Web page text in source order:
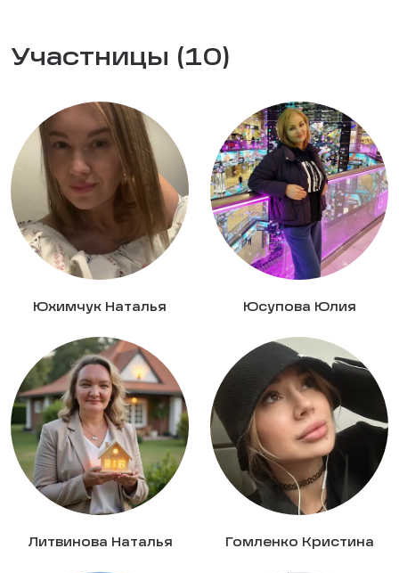
Участницы (10)
Юхимчук Наталья Юсупова Юлия
Литвинова Наталья Гомленко Кристина